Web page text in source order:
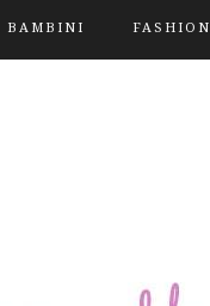
BAMBINI FASHION